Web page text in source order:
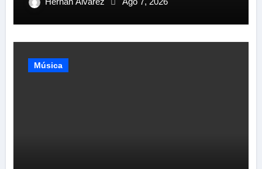
Música